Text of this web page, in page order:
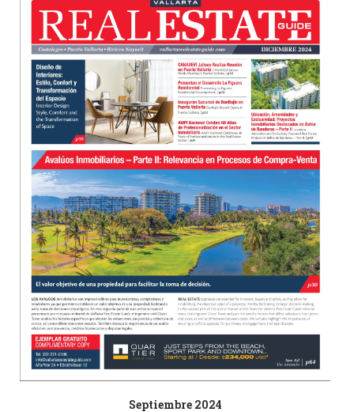
Septiembre 2024